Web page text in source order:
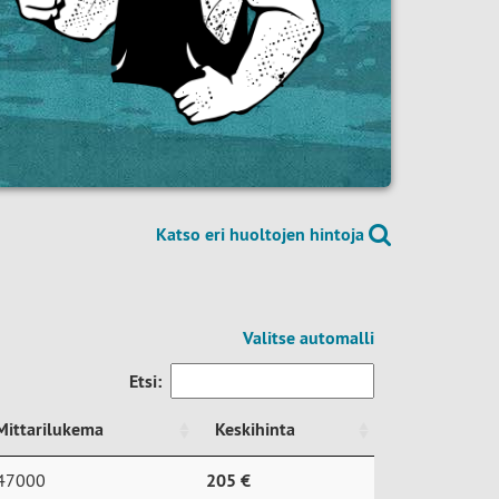
Katso eri huoltojen hintoja
Valitse automalli
Etsi:
Keskihinta
Keskihinta
205 €